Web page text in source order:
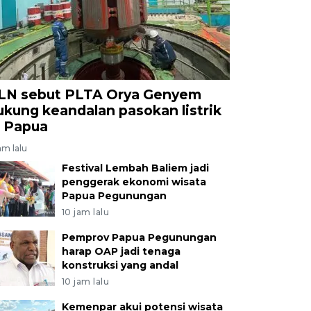
sebut PLTA Orya Genyem
keandalan pasokan listrik
Papua
lalu
Festival Lembah Baliem jadi
penggerak ekonomi wisata
Papua Pegunungan
10 jam lalu
Pemprov Papua Pegunungan
harap OAP jadi tenaga
konstruksi yang andal
10 jam lalu
Kemenpar akui potensi wisata